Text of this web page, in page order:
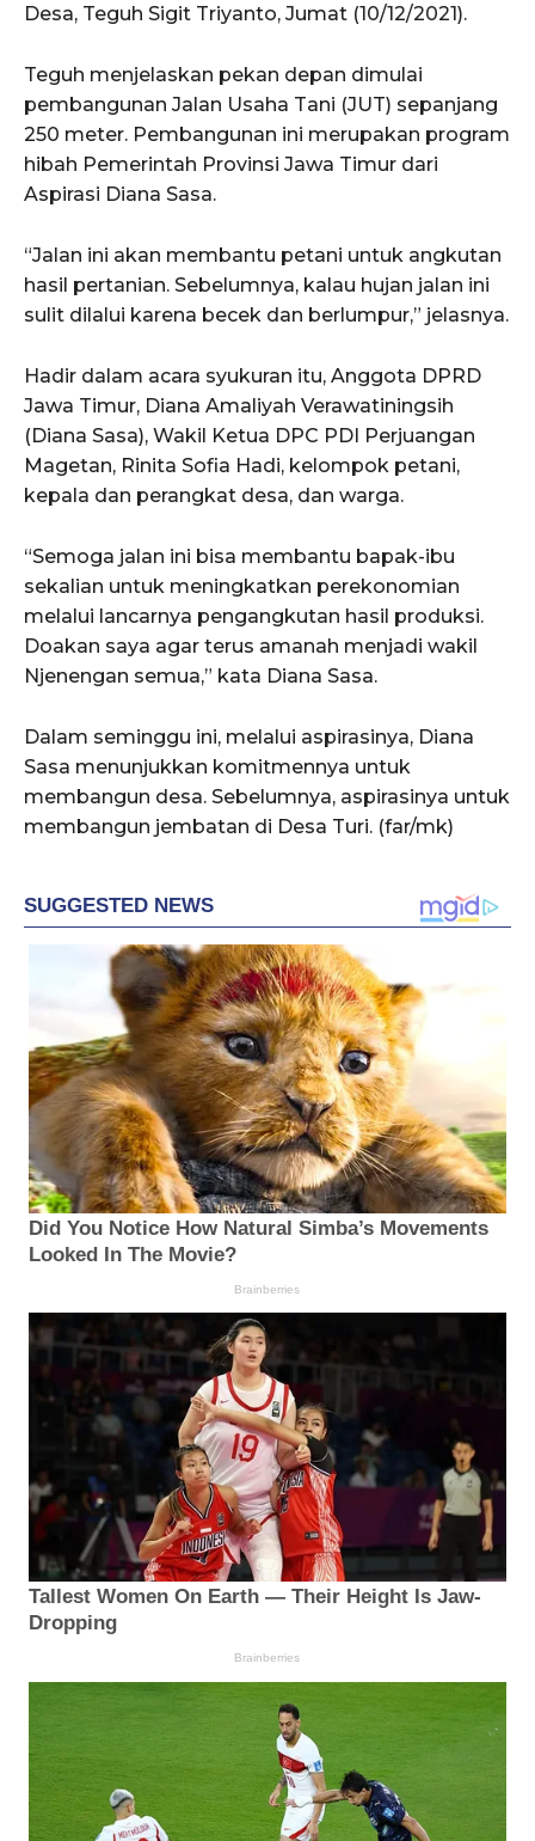
Desa, Teguh Sigit Triyanto, Jumat (10/12/2021).
Teguh menjelaskan pekan depan dimulai
pembangunan Jalan Usaha Tani (JUT) sepanjang
250 meter. Pembangunan ini merupakan program
hibah Pemerintah Provinsi Jawa Timur dari
Aspirasi Diana Sasa.
“Jalan ini akan membantu petani untuk angkutan
hasil pertanian. Sebelumnya, kalau hujan jalan ini
sulit dilalui karena becek dan berlumpur,” jelasnya.
Hadir dalam acara syukuran itu, Anggota DPRD
Jawa Timur, Diana Amaliyah Verawatiningsih
(Diana Sasa), Wakil Ketua DPC PDI Perjuangan
Magetan, Rinita Sofia Hadi, kelompok petani,
kepala dan perangkat desa, dan warga.
“Semoga jalan ini bisa membantu bapak-ibu
sekalian untuk meningkatkan perekonomian
melalui lancarnya pengangkutan hasil produksi.
Doakan saya agar terus amanah menjadi wakil
Njenengan semua,” kata Diana Sasa.
Dalam seminggu ini, melalui aspirasinya, Diana
Sasa menunjukkan komitmennya untuk
membangun desa. Sebelumnya, aspirasinya untuk
membangun jembatan di Desa Turi. (far/mk)